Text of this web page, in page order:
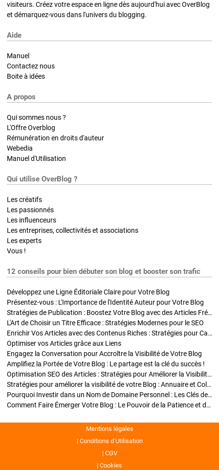
visiteurs. Créez votre espace en ligne dès aujourd'hui avec OverBlog
et démarquez-vous dans l'univers du blogging.
Aide
Manuel
Contactez nous
Boite à idées
A propos
Qui sommes nous ?
L'Offre Overblog
Rémunération en droits d'auteur
Webedia
Manuel d'Utilisation
Qui utilise OverBlog ?
Les créatifs
Les passionnés
Les influenceurs
Les entreprises, collectivités et associations
Les experts
Vous !
12 conseils pour bien débuter son blog et booster son trafic
Développez une Ligne Éditoriale Claire pour Votre Blog
Présentez-vous : L'Importance de l'Identité Auteur pour Votre Blog
Stratégies de Publication : Boostez Votre Blog avec des Articles Fréquents et Exclusifs
L'Art de Choisir un Titre Efficace : Stratégies Modernes pour le SEO
Enrichir Vos Articles avec des Contenus Riches : Stratégies pour Captiver et Optimiser
Optimiser vos Articles grâce aux Liens
Engagez la Conversation pour Accroître la Visibilité de Votre Blog
Amplifiez la Portée de Votre Blog : Le partage est la clé du succès !
Optimisation SEO des Articles : Stratégies pour Améliorer la Visibilité de Votre Blog
Stratégies pour améliorer la visibilité de votre Blog : Annuaire et Collaborations
Pourquoi Investir dans un Nom de Domaine Personnel : Les Clés de la Réussite de Votre Blog
Comment Faire Émerger Votre Blog : Le Pouvoir de la Patience et de la Persévérance
Mentions légales
Conditions d’Utilisation
CGV
Cookies